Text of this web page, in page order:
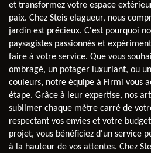
et transformez votre espace
paix. Chez Steis elagueur, nous
jardin est précieux. C'est pourquoi
paysagistes passionnés et
faire à votre service. Que vous
ombragé, un potager luxuriant, ou
couleurs, notre équipe à Firmi vous
étape. Grâce à leur expertise, nos
sublimer chaque mètre carré de
respectant vos envies et votre
projet, vous bénéficiez d'un service
à la hauteur de vos attentes. Chez